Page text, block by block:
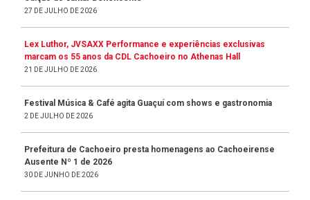
27 DE JULHO DE 2026
Lex Luthor, JVSAXX Performance e experiências exclusivas
marcam os 55 anos da CDL Cachoeiro no Athenas Hall
21 DE JULHO DE 2026
Festival Música & Café agita Guaçuí com shows e gastronomia
2 DE JULHO DE 2026
Prefeitura de Cachoeiro presta homenagens ao Cachoeirense
Ausente Nº 1 de 2026
30 DE JUNHO DE 2026